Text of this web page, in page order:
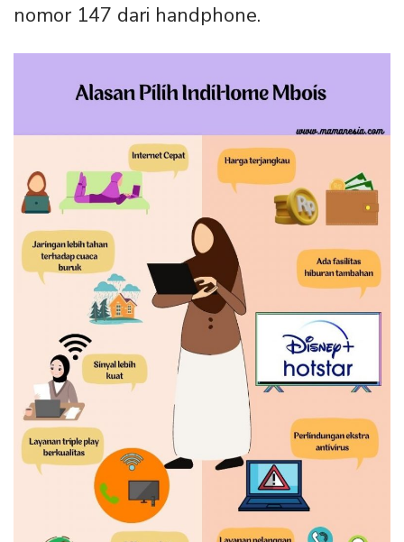
nomor 147 dari handphone.